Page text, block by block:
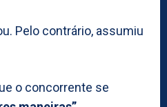
Pelo contrário, assumiu
o concorrente se